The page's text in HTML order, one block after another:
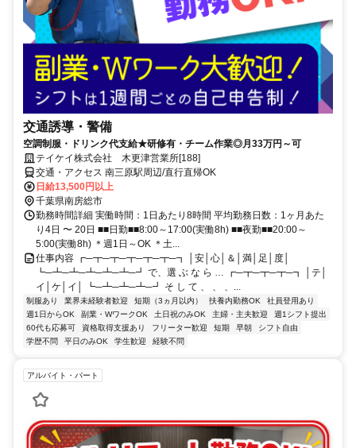
交通誘導・警備
空調制服・ドリンク代支給★研修有・チーム作業◎月33万円～可
テイケイ株式会社 木更津営業所[188]
交通・アクセス 南三原駅周辺/直行直帰OK
日給13,500円以上
千葉県南房総市
勤務時間詳細 実働時間：1日あたり8時間 平均勤務日数：1ヶ月あた
り4日 〜 20日 ■■日勤■■8:00～17:00(実働8h) ■■夜勤■■20:00～
5:00(実働8h) ＊週1日～OK ＊土...
仕事内容 ┏─┳─┳─┳─┳─┳─┓ │安│心│＆│満│足│度│
┗─┻─┻─┻─┻─┻─┛ で、選 ぶ な ら … ┏─┳─┳─┳─┓ │テ│
イ│ケ│イ│ ┗─┻─┻─┻─┛ そ し て 、 、 、...
制服あり 業界未経験者歓迎 短期（3ヵ月以内） 扶養内勤務OK
社員登用あり
週1日からOK
副業・WワークOK 土日祝のみOK 主婦・主夫歓迎
週1シフト提出
60代も応募可
資格取得支援あり フリーター歓迎 短期 早朝
シフト自由
学歴不問
平日のみOK 学生歓迎 経験不問
アルバイト・パート